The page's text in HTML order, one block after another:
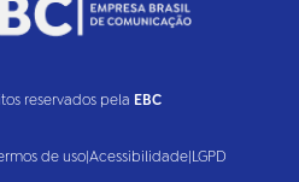
reservados pela EBC
de uso|Acessibilidade|LGPD